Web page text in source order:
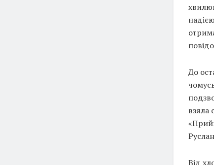
До
взяла
Від